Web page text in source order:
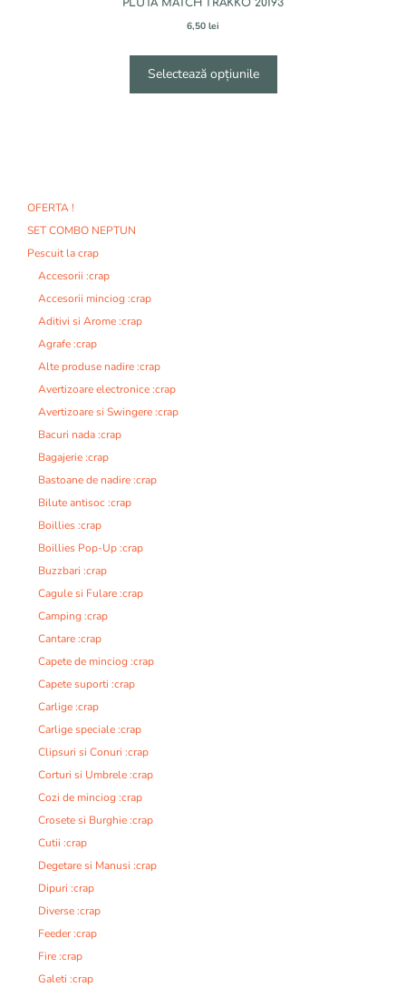
PLUTA MATCH TRAKKO 20193
6,50 lei
Selectează opțiunile
OFERTA !
SET COMBO NEPTUN
Pescuit la crap
Accesorii :crap
Accesorii minciog :crap
Aditivi si Arome :crap
Agrafe :crap
Alte produse nadire :crap
Avertizoare electronice :crap
Avertizoare si Swingere :crap
Bacuri nada :crap
Bagajerie :crap
Bastoane de nadire :crap
Bilute antisoc :crap
Boillies :crap
Boillies Pop-Up :crap
Buzzbari :crap
Cagule si Fulare :crap
Camping :crap
Cantare :crap
Capete de minciog :crap
Capete suporti :crap
Carlige :crap
Carlige speciale :crap
Clipsuri si Conuri :crap
Corturi si Umbrele :crap
Cozi de minciog :crap
Crosete si Burghie :crap
Cutii :crap
Degetare si Manusi :crap
Dipuri :crap
Diverse :crap
Feeder :crap
Fire :crap
Galeti :crap